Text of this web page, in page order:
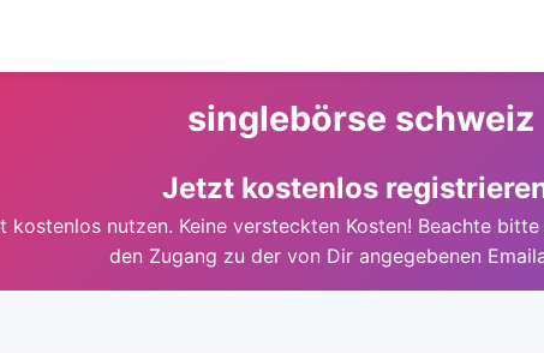
singlebörse schweiz
Jetzt kostenlos
nutzen. Keine versteckten Kosten! Beachte
den Zugang zu der von Dir angegebenen